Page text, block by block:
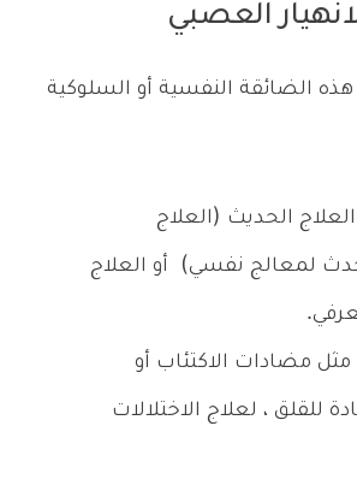
العصبي
الضائقة النفسية أو السلوكية
الحديث (العلاج
لمعالج نفسي) أو العلاج
مثل مضادات الاكتئاب أو
للقلق ، لعلاج الاختلالات